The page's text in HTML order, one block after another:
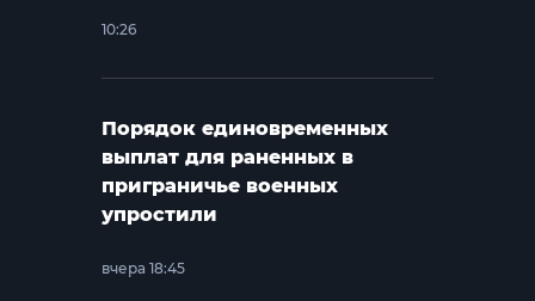
10:26
Порядок единовременных
выплат для раненных в
приграничье военных
упростили
вчера 18:45